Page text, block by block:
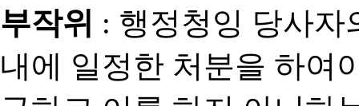
부작위 : 행정청잉 당사자
내에 일정한 처분을 하여